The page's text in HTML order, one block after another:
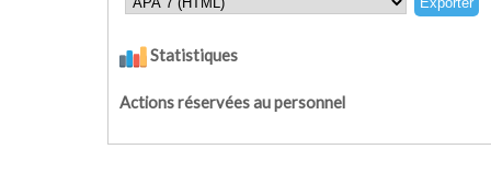
Statistiques
Actions réservées au personnel